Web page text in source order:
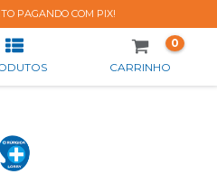
PAGANDO COM PIX!
CARRINHO
0